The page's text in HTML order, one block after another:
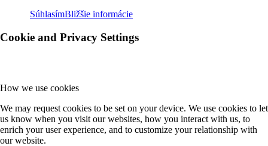
SúhlasímBližšie informácie
Cookie and Privacy Settings
How we use cookies
We may request cookies to be set on your device. We use cookies to let
us know when you visit our websites, how you interact with us, to
enrich your user experience, and to customize your relationship with
our website.